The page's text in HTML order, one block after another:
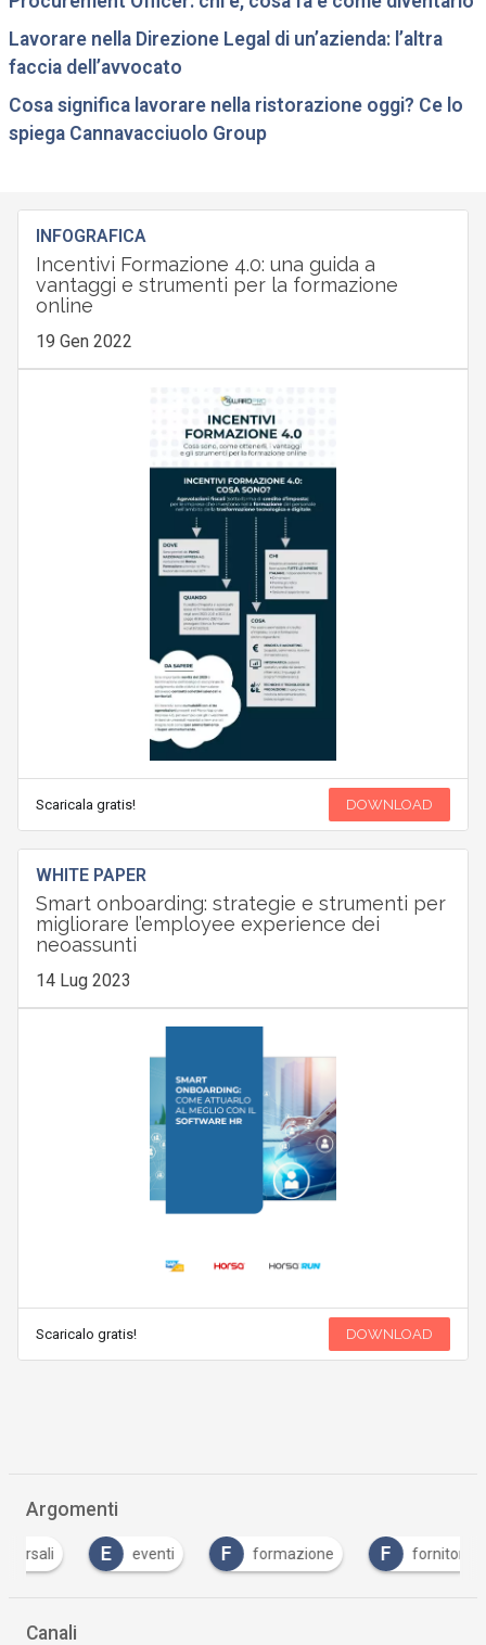
Lavorare nella Direzione Legal di un’azienda: l’altra
faccia dell’avvocato
Cosa significa lavorare nella ristorazione oggi? Ce lo
spiega Cannavacciuolo Group
INFOGRAFICA
Incentivi Formazione 4.0: una guida a
vantaggi e strumenti per la formazione
online
19 Gen 2022
Scaricala gratis! DOWNLOAD
WHITE PAPER
Smart onboarding: strategie e strumenti per
migliorare l’employee experience dei
neoassunti
14 Lug 2023
Scaricalo gratis! DOWNLOAD
Argomenti
E eventi F formazione F fornitori G
Canali